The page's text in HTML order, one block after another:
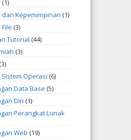
(1)
Kepemimpinan (1)
(3)
Tutorial (44)
(3)
(3)
Operasi (6)
Data Base (5)
Diri (1)
Perangkat Lunak
Web (19)